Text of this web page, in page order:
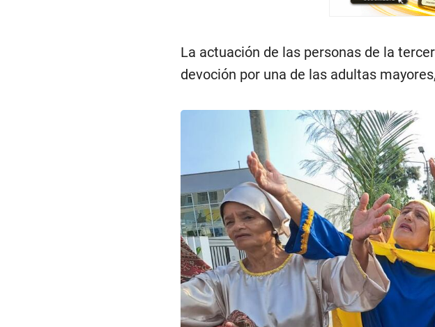
La actuación de las personas de la
devoción por una de las adultas